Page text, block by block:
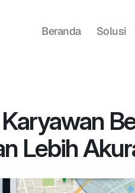
Lebih
Beranda Solusi